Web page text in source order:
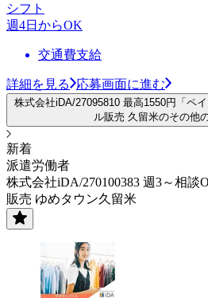
シフト
週4日からOK
交通費支給
詳細を見る 応募画面に進む
株式会社iDA/27095810 最高1550円「ペ
ル販売 久留米のその他
新着
派遣労働者
株式会社iDA/270100383 週3～相
販売 ゆめタウン久留米